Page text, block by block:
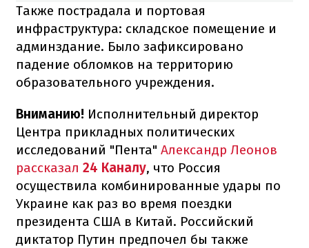
Также пострадала и портовая
инфраструктура: складское помещение и
админздание. Было зафиксировано
падение обломков на территорию
образовательного учреждения.
Вниманию! Исполнительный директор
Центра прикладных политических
исследований "Пента" Александр Леонов
рассказал 24 Каналу, что Россия
осуществила комбинированные удары по
Украине как раз во время поездки
президента США в Китай. Российский
диктатор Путин предпочел бы также